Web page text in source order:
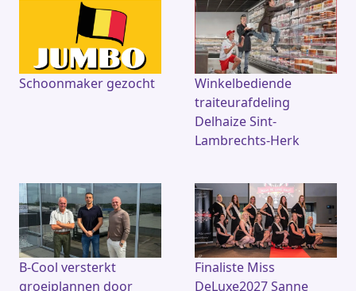
Schoonmaker gezocht
Winkelbediende
traiteurafdeling
Delhaize Sint-
Lambrechts-Herk
B-Cool versterkt
groeiplannen door
Finaliste Miss
DeLuxe2027 Sanne